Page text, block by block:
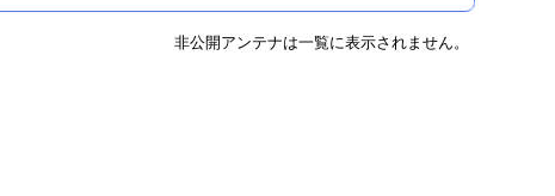
非公開アンテナは一覧に表示されません。